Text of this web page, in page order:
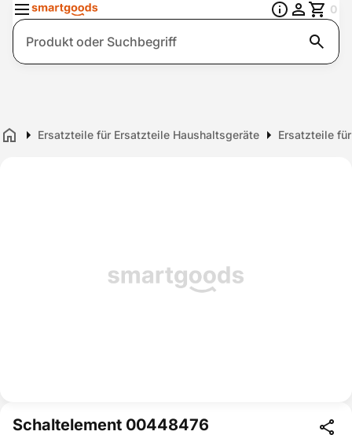
Suche
0
Home Ersatzteile für Ersatzteile Haushaltsgeräte Ersatzteile
Schaltelement 00448476